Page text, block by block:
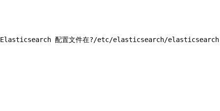
Elasticsearch 配置文件在?/etc/elasticsearch/